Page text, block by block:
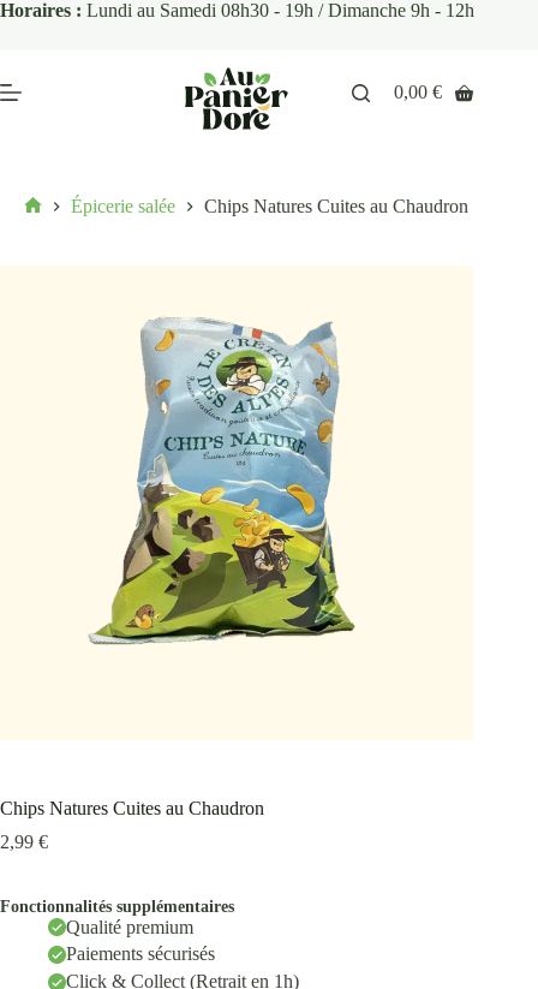
Horaires : Lundi au Samedi 08h30 - 19h / Dimanche 9h - 12h
0,00€
Épicerie salée Chips Natures Cuites au Chaudron
Chips Natures Cuites au Chaudron
2,99 €
Fonctionnalités supplémentaires
Qualité premium
Paiements sécurisés
Click & Collect (Retrait en 1h)